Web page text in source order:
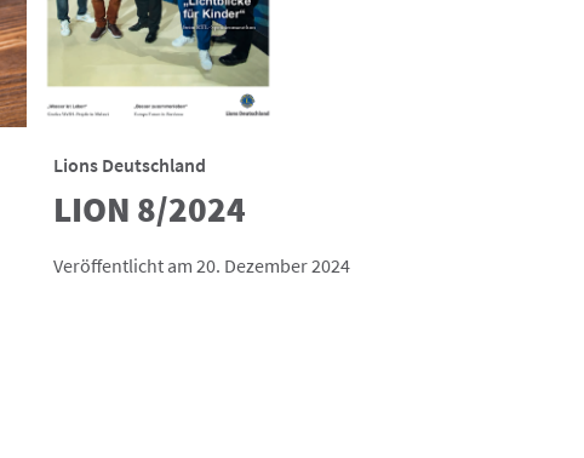
Lions Deutschland
LION 8/2024
Veröffentlicht am 20. Dezember 2024